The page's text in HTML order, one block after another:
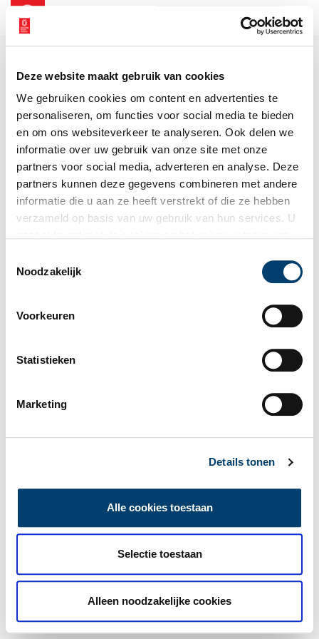
Deze website maakt gebruik van cookies
We gebruiken cookies om content en advertenties te
personaliseren, om functies voor social media te bieden
en om ons websiteverkeer te analyseren. Ook delen we
informatie over uw gebruik van onze site met onze
partners voor social media, adverteren en analyse. Deze
partners kunnen deze gegevens combineren met andere
informatie die u aan ze heeft verstrekt of die ze hebben
verzameld op basis van uw gebruik van hun services. U
Noodzakelijk
Voorkeuren
Statistieken
Marketing
Details tonen
Alle cookies toestaan
Selectie toestaan
Alleen noodzakelijke cookies